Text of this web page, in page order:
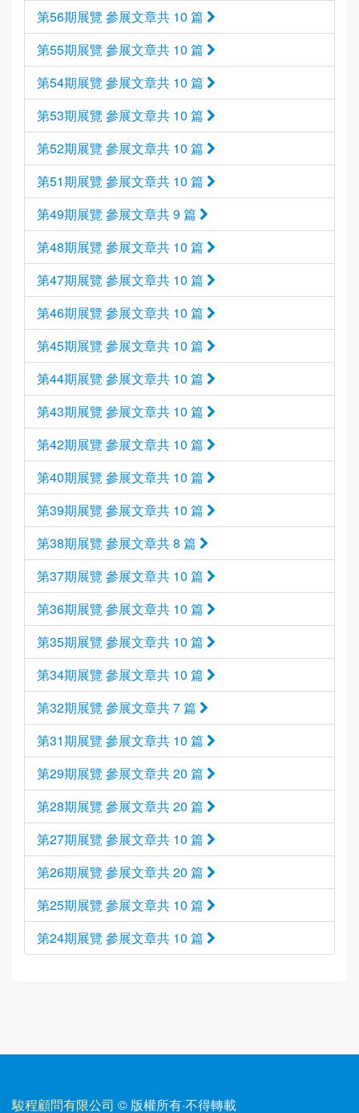
第56期展覽 參展文章共 10 篇
第55期展覽 參展文章共 10 篇
第54期展覽 參展文章共 10 篇
第53期展覽 參展文章共 10 篇
第52期展覽 參展文章共 10 篇
第51期展覽 參展文章共 10 篇
第49期展覽 參展文章共 9 篇
第48期展覽 參展文章共 10 篇
第47期展覽 參展文章共 10 篇
第46期展覽 參展文章共 10 篇
第45期展覽 參展文章共 10 篇
第44期展覽 參展文章共 10 篇
第43期展覽 參展文章共 10 篇
第42期展覽 參展文章共 10 篇
第40期展覽 參展文章共 10 篇
第39期展覽 參展文章共 10 篇
第38期展覽 參展文章共 8 篇
第37期展覽 參展文章共 10 篇
第36期展覽 參展文章共 10 篇
第35期展覽 參展文章共 10 篇
第34期展覽 參展文章共 10 篇
第32期展覽 參展文章共 7 篇
第31期展覽 參展文章共 10 篇
第29期展覽 參展文章共 20 篇
第28期展覽 參展文章共 20 篇
第27期展覽 參展文章共 10 篇
第26期展覽 參展文章共 20 篇
第25期展覽 參展文章共 10 篇
第24期展覽 參展文章共 10 篇
駿程顧問有限公司 © 版權所有·不得轉載